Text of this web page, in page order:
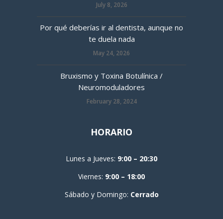
July 8, 2026
Por qué deberías ir al dentista, aunque no
te duela nada
May 24, 2026
Bruxismo y Toxina Botulínica /
Neuromoduladores
February 28, 2024
HORARIO
Lunes a Jueves: 9:00 – 20:30
Viernes: 9:00 – 18:00
Sábado y Domingo: Cerrado